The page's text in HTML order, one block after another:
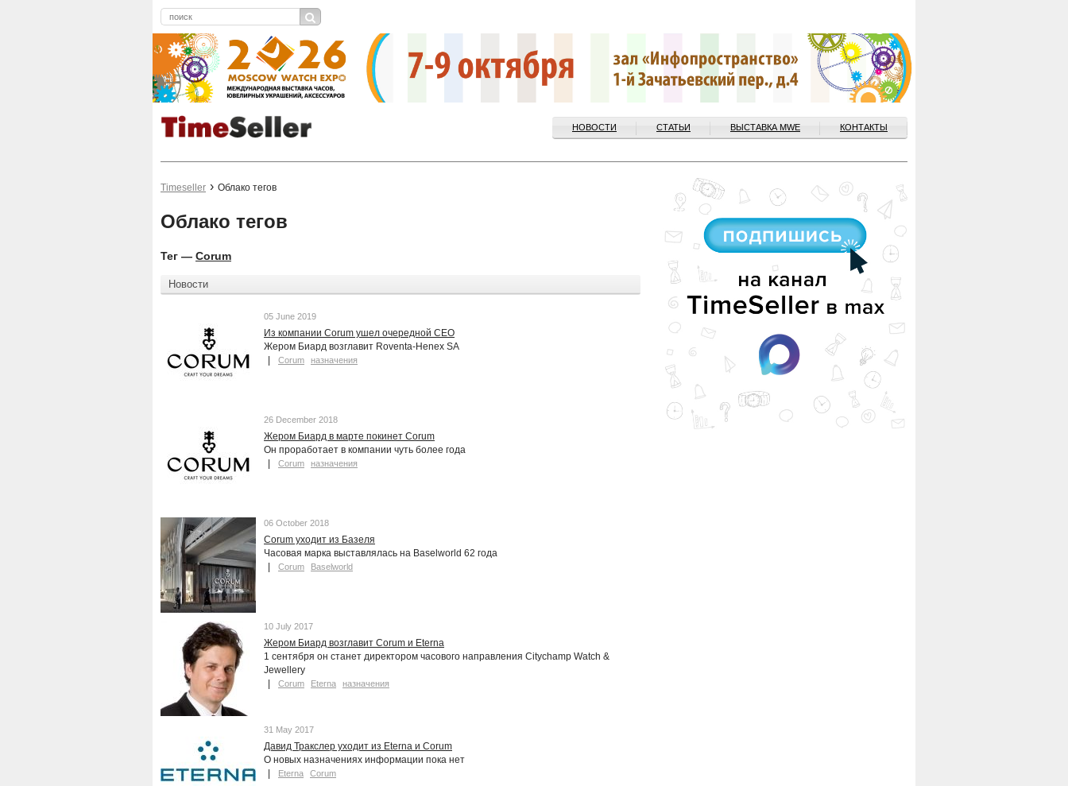
НОВОСТИ СТАТЬИ ВЫСТАВКА MWE КОНТАКТЫ
Timeseller Облако тегов
Облако тегов
Тег — Corum
Новости
05 June 2019
Из компании Corum ушел очередной CEO
Жером Биард возглавит Roventa-Henex SA
Corum назначения
26 December 2018
Жером Биард в марте покинет Corum
Он проработает в компании чуть более года
Corum назначения
06 October 2018
Corum уходит из Базеля
Часовая марка выставлялась на Baselworld 62 года
Corum Baselworld
10 July 2017
Жером Биард возглавит Corum и Eterna
1 сентября он станет директором часового направления Citychamp Watch &
Jewellery
Corum Eterna назначения
31 May 2017
Давид Тракслер уходит из Eterna и Corum
О новых назначениях информации пока нет
Eterna Corum